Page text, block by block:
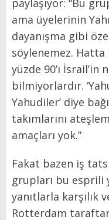
paylaşıyor: “Bu
ama üyelerinin
dayanışma gibi
söylenemez. Hatta
yüzde 90’ı
bilmiyorlardır.
Yahudiler’ diye
takımlarını
amaçları yok.”
Fakat bazen iş
grupları bu esprili
yanıtlarla karşılık
Rotterdam